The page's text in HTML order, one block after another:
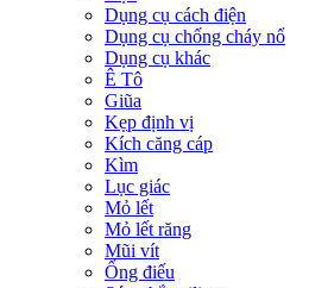
Dụng cụ cách điện
Dụng cụ chống cháy nổ
Dụng cụ khác
Ê Tô
Giũa
Kẹp định vị
Kích căng cáp
Kìm
Lục giác
Mỏ lết
Mỏ lết răng
Mũi vít
Ống điếu